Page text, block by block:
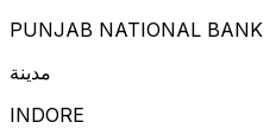
PUNJAB NATIONAL BANK
مدينة
INDORE